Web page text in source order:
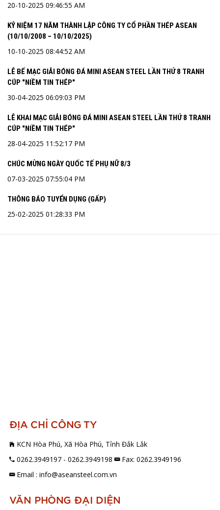
20-10-2025 09:46:55 AM
KỶ NIỆM 17 NĂM THÀNH LẬP CÔNG TY CỔ PHẦN THÉP ASEAN
(10/10/2008 – 10/10/2025)
10-10-2025 08:44:52 AM
LỄ BẾ MẠC GIẢI BÓNG ĐÁ MINI ASEAN STEEL LẦN THỨ 8 TRANH
CÚP "NIỀM TIN THÉP"
30-04-2025 06:09:03 PM
LỄ KHAI MẠC GIẢI BÓNG ĐÁ MINI ASEAN STEEL LẦN THỨ 8 TRANH
CÚP "NIỀM TIN THÉP"
28-04-2025 11:52:17 PM
CHÚC MỪNG NGÀY QUỐC TẾ PHỤ NỮ 8/3
07-03-2025 07:55:04 PM
THÔNG BÁO TUYỂN DỤNG (GẤP)
25-02-2025 01:28:33 PM
ĐỊA CHỈ CÔNG TY
KCN Hòa Phú, Xã Hòa Phú, Tỉnh Đắk Lắk
0262.3949197 - 0262.3949198 Fax: 0262.3949196
Email : info@aseansteel.com.vn
VĂN PHÒNG ĐẠI DIỆN